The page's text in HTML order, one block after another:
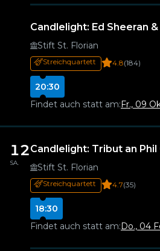
Candlelight: Ed Sheeran
Stift St. Florian
Streichquartett 4.8(184)
20:30
Findet auch statt am:Fr., 09
12
SA.
Candlelight: Tribut an Phil
Stift St. Florian
Streichquartett 4.7(35)
18:30
Findet auch statt am:Do., 04